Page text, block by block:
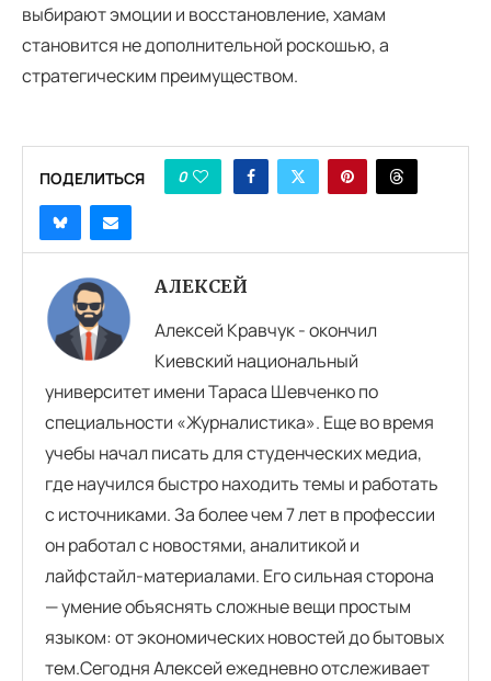
выбирают эмоции и восстановление, хамам
становится не дополнительной роскошью, а
стратегическим преимуществом.
ПОДЕЛИТЬСЯ 0
АЛЕКСЕЙ
Алексей Кравчук - окончил
Киевский национальный
университет имени Тараса Шевченко по
специальности «Журналистика». Еще во время
учебы начал писать для студенческих медиа,
где научился быстро находить темы и работать
с источниками. За более чем 7 лет в профессии
он работал с новостями, аналитикой и
лайфстайл-материалами. Его сильная сторона
— умение объяснять сложные вещи простым
языком: от экономических новостей до бытовых
тем.Сегодня Алексей ежедневно отслеживает